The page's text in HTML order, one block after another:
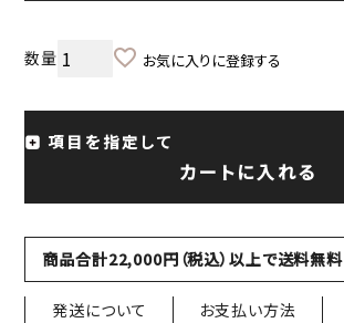
お気に入りに登録する
項目を指定して
カートに入れる
商品合計22,000円（税込）以上で送料無料
発送について お支払い方法